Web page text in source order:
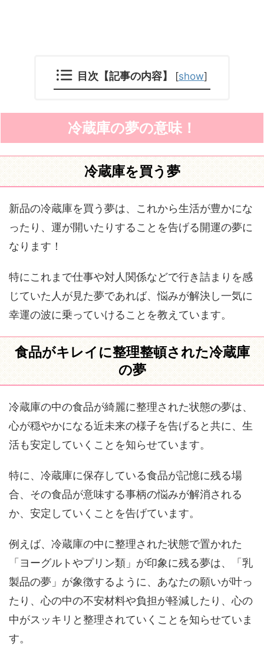
目次【記事の内容】 [show]
冷蔵庫の夢の意味！
冷蔵庫を買う夢
新品の冷蔵庫を買う夢は、これから生活が豊かにな
ったり、運が開いたりすることを告げる開運の夢に
なります！
特にこれまで仕事や対人関係などで行き詰まりを感
じていた人が見た夢であれば、悩みが解決し一気に
幸運の波に乗っていけることを教えています。
食品がキレイに整理整頓された冷蔵庫
の夢
冷蔵庫の中の食品が綺麗に整理された状態の夢は、
心が穏やかになる近未来の様子を告げると共に、生
活も安定していくことを知らせています。
特に、冷蔵庫に保存している食品が記憶に残る場
合、その食品が意味する事柄の悩みが解消される
か、安定していくことを告げています。
例えば、冷蔵庫の中に整理された状態で置かれた
「ヨーグルトやプリン類」が印象に残る夢は、「乳
製品の夢」が象徴するように、あなたの願いが叶っ
たり、心の中の不安材料や負担が軽減したり、心の
中がスッキリと整理されていくことを知らせていま
す。